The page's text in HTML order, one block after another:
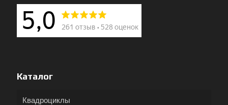
Каталог
Квадроциклы